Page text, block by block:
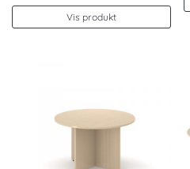
Vis produkt